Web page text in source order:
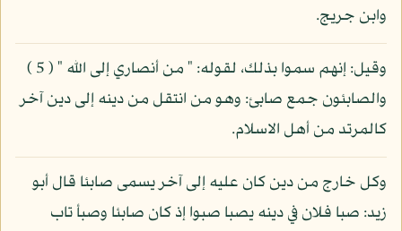
وابن جريج.
وقيل: إنهم سموا بذلك، لقوله: " من أنصاري إلى الله " ( 5 )
والصابئون جمع صابئ: وهو من انتقل من دينه إلى دين آخر
كالمرتد من أهل الاسلام.
وكل خارج من دين كان عليه إلى آخر يسمى صابئا قال أبو
زيد: صبا فلان في دينه يصبا صبوا إذ كان صابئا وصبأ تاب